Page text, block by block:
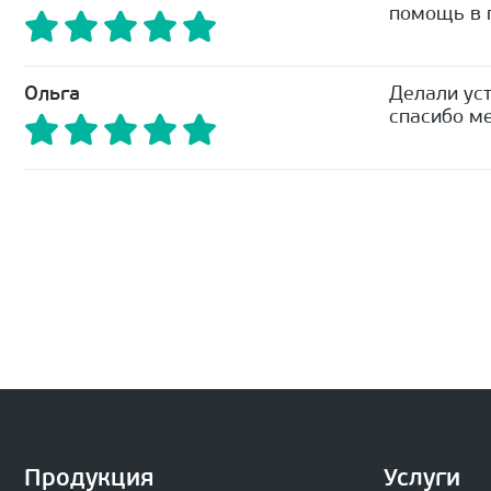
помощь в
Ольга
Делали
спасибо
Продукция Услуги